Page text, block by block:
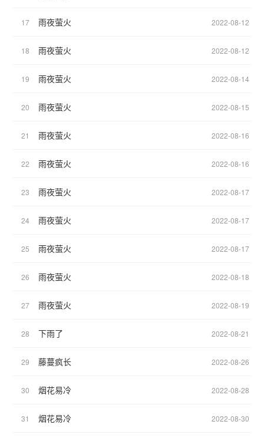
17 雨夜萤火 2022-08-12
18 雨夜萤火 2022-08-12
19 雨夜萤火 2022-08-14
20 雨夜萤火 2022-08-15
21 雨夜萤火 2022-08-16
22 雨夜萤火 2022-08-16
23 雨夜萤火 2022-08-17
24 雨夜萤火 2022-08-17
25 雨夜萤火 2022-08-17
26 雨夜萤火 2022-08-18
27 雨夜萤火 2022-08-19
28 下雨了 2022-08-21
29 藤蔓疯长 2022-08-26
30 烟花易冷 2022-08-28
31 烟花易冷 2022-08-30